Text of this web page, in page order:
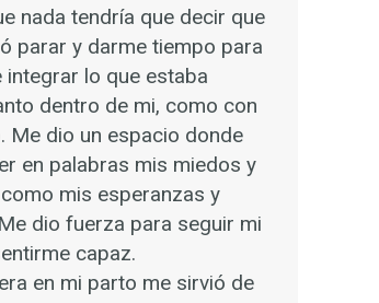
nada tendría que decir que
parar y darme tiempo para
integrar lo que estaba
dentro de mi, como con
Me dio un espacio donde
en palabras mis miedos y
mis esperanzas y
dio fuerza para seguir mi
capaz.
en mi parto me sirvió de